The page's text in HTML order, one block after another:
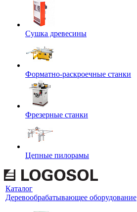
Сушка древесины
Форматно-раскроечные станки
Фрезерные станки
Цепные пилорамы
Каталог
Деревообрабатывающее оборудование